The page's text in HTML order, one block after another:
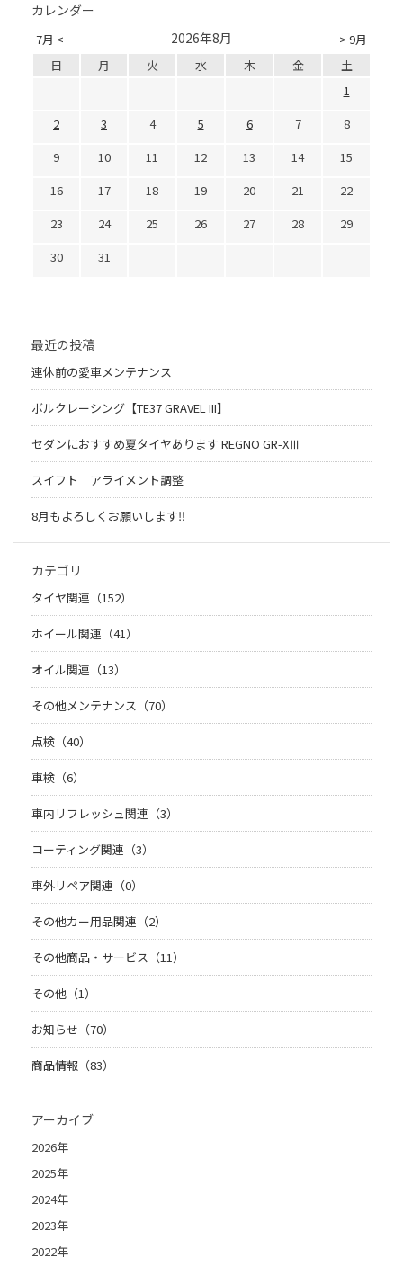
カレンダー
7月 < > 9月
2026年8月
日 月 火 水 木 金
土
1
2
3 4 5 6 7
8
9
10 11 12 13 14
15
16
17 18 19 20 21
22
23
24 25 26 27 28
29
30
31
最近の投稿
連休前の愛車メンテナンス
ボルクレーシング【TE37 GRAVEL III】
セダンにおすすめ夏タイヤあります REGNO GR-XⅢ
スイフト アライメント調整
8月もよろしくお願いします‼︎
カテゴリ
タイヤ関連（152）
ホイール関連（41）
オイル関連（13）
その他メンテナンス（70）
点検（40）
車検（6）
車内リフレッシュ関連（3）
コーティング関連（3）
車外リペア関連（0）
その他カー用品関連（2）
その他商品・サービス（11）
その他（1）
お知らせ（70）
商品情報（83）
アーカイブ
2026年
2025年
2024年
2023年
2022年